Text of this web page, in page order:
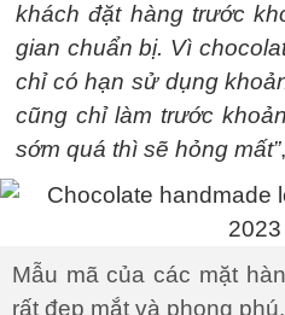
khách đặt hàng trước
gian chuẩn bị. Vì
chỉ có hạn sử dụng
cũng chỉ làm trước
sớm quá thì sẽ hỏng mất”
Mẫu mã của các mặt
rất đẹp mắt và phong phú.